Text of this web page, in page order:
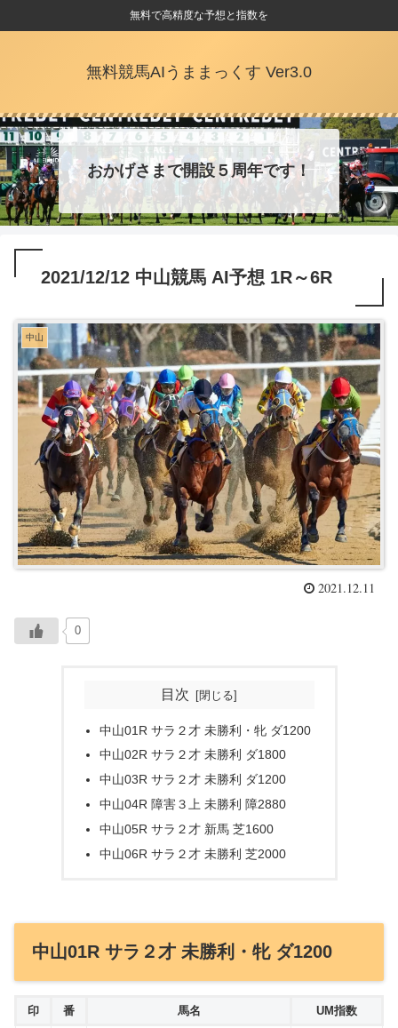
無料で高精度な予想と指数を
無料競馬AIうままっくす Ver3.0
おかげさまで開設５周年です！
2021/12/12 中山競馬 AI予想 1R～6R
中山
2021.12.11
0
目次
中山01R サラ２才 未勝利・牝 ダ1200
中山02R サラ２才 未勝利 ダ1800
中山03R サラ２才 未勝利 ダ1200
中山04R 障害３上 未勝利 障2880
中山05R サラ２才 新馬 芝1600
中山06R サラ２才 未勝利 芝2000
中山01R サラ２才 未勝利・牝 ダ1200
印 番 馬名 UM指数